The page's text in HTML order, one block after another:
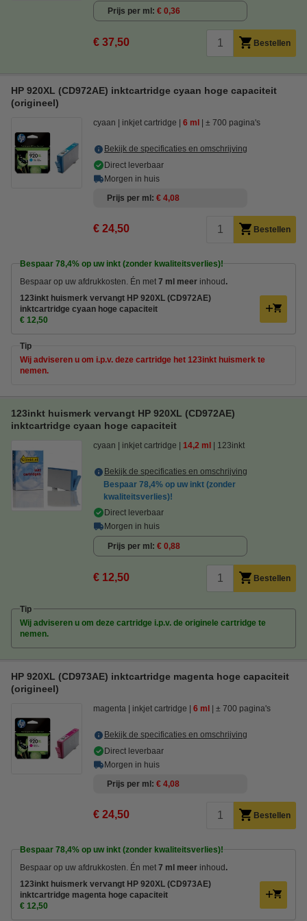
Prijs per ml € 0,36
€ 37,50 Bestellen
HP 920XL (CD972AE) inktcartridge cyaan hoge capaciteit
(origineel)
cyaan inkjet cartridge 6 ml ± 700 pagina's
Bekijk de specificaties en omschrijving
Direct leverbaar
Morgen in huis
Prijs per ml
€ 4,08
€ 24,50 Bestellen
Bespaar 78,4% op uw inkt (zonder kwaliteitsverlies)!
Bespaar op uw afdrukkosten. Én met 7 ml meer inhoud .
123inkt huismerk vervangt HP 920XL (CD972AE)
inktcartridge cyaan hoge capaciteit
€ 12,50
Tip
Wij adviseren u om i.p.v. deze cartridge het 123inkt huismerk te
nemen.
123inkt huismerk vervangt HP 920XL (CD972AE)
inktcartridge cyaan hoge capaciteit
cyaan inkjet cartridge 14,2 ml 123inkt
Bekijk de specificaties en omschrijving
Bespaar 78,4% op uw inkt (zonder
kwaliteitsverlies)!
Direct leverbaar
Morgen in huis
Prijs per ml € 0,88
€ 12,50 Bestellen
Tip
Wij adviseren u om deze cartridge i.p.v. de originele cartridge te
nemen.
HP 920XL (CD973AE) inktcartridge magenta hoge capaciteit
(origineel)
magenta inkjet cartridge 6 ml ± 700 pagina's
Bekijk de specificaties en omschrijving
Direct leverbaar
Morgen in huis
Prijs per ml
€ 4,08
€ 24,50 Bestellen
Bespaar 78,4% op uw inkt (zonder kwaliteitsverlies)!
Bespaar op uw afdrukkosten. Én met 7 ml meer inhoud .
123inkt huismerk vervangt HP 920XL (CD973AE)
inktcartridge magenta hoge capaciteit
€ 12,50